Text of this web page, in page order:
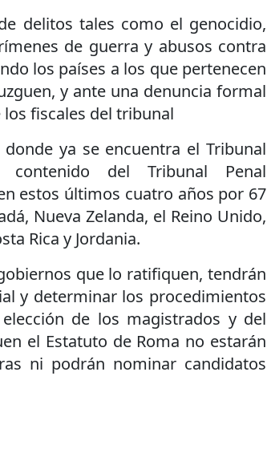
delitos tales como el genocidio,
de guerra y abusos contra
los países a los que pertenecen
y ante una denuncia formal
fiscales del tribunal
ya se encuentra el Tribunal
del Tribunal Penal
estos últimos cuatro años por 67
Nueva Zelanda, el Reino Unido,
Rica y Jordania.
que lo ratifiquen, tendrán
y determinar los procedimientos
de los magistrados y del
el Estatuto de Roma no estarán
ni podrán nominar candidatos